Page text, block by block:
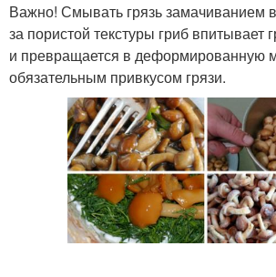
Важно! Смывать грязь замачиванием
за пористой текстуры гриб впитывает
и превращается в деформированную
обязательным привкусом грязи.